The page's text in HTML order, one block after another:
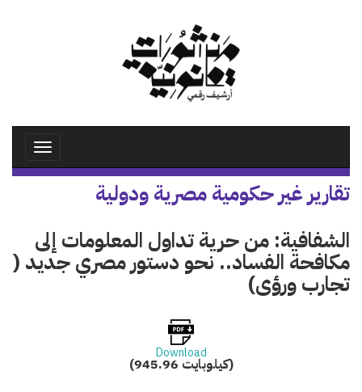
Toggle
تقارير غير حكومية مصرية ودولية
الشفافية: من حرية تداول المعلومات إلى
مكافحة الفساد.. نحو دستور مصري جديد (
تجارب ورؤى)
Download
(945.96 كيلوبايت)